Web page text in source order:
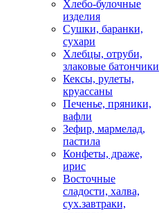
Хлебо-булочные
изделия
Сушки, баранки,
сухари
Хлебцы, отруби,
злаковые батончики
Кексы, рулеты,
круассаны
Печенье, пряники,
вафли
Зефир, мармелад,
пастила
Конфеты, драже,
ирис
Восточные
сладости, халва,
сух.завтраки,